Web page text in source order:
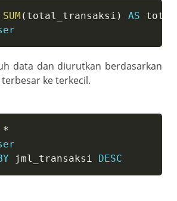
SUM ( total_transaksi )
AS
data dan diurutkan berdasarkan
ke terkecil.
*
jml_transaksi DESC